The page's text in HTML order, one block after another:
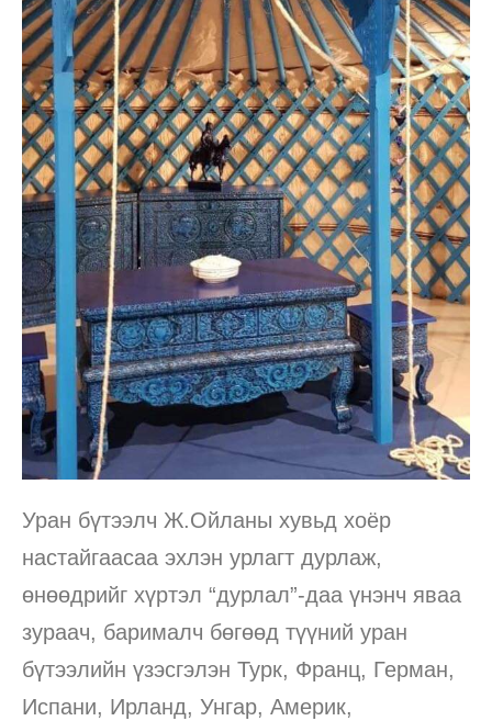
Уран бүтээлч Ж.Ойланы хувьд хоёр
настайгаасаа эхлэн урлагт дурлаж,
өнөөдрийг хүртэл “дурлал”-даа үнэнч яваа
зураач, барималч бөгөөд түүний уран
бүтээлийн үзэсгэлэн Турк, Франц, Герман,
Испани, Ирланд, Унгар, Америк,